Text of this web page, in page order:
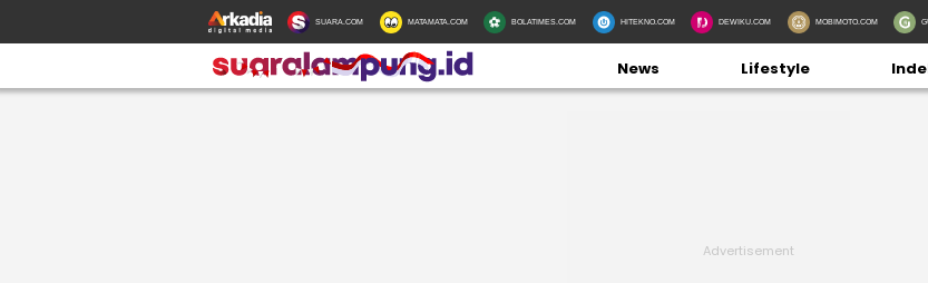
SUARA.COM MATAMATA.COM BOLATIMES.COM HITEKNO.COM DEWIKU.COM MOBIMOTO.COM
News Lifestyle